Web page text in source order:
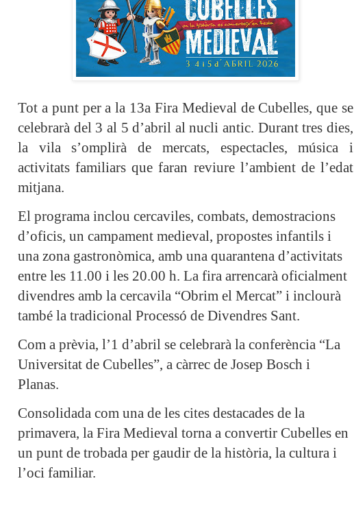
Tot a punt per a la 13a Fira Medieval de Cubelles, que se
celebrarà del 3 al 5 d’abril al nucli antic. Durant tres dies,
la vila s’omplirà de mercats, espectacles, música i
activitats familiars que faran reviure l’ambient de l’edat
mitjana.
El programa inclou cercaviles, combats, demostracions
d’oficis, un campament medieval, propostes infantils i
una zona gastronòmica, amb una quarantena d’activitats
entre les 11.00 i les 20.00 h. La fira arrencarà oficialment
divendres amb la cercavila “Obrim el Mercat” i inclourà
també la tradicional Processó de Divendres Sant.
Com a prèvia, l’1 d’abril se celebrarà la conferència “La
Universitat de Cubelles”, a càrrec de Josep Bosch i
Planas.
Consolidada com una de les cites destacades de la
primavera, la Fira Medieval torna a convertir Cubelles en
un punt de trobada per gaudir de la història, la cultura i
l’oci familiar.